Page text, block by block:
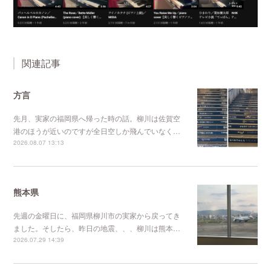
関連記事
方言
先月、実家の福岡県へ帰った時の話。柳川は佐賀空
港のほうが近いのですが全日空しか飛んでいなく…
2026.08.07 13:13
熊本県
先週の金曜日に、福岡県柳川市の実家から戻ってき
ました。そしたら、昨日の地震、、、柳川は熊本…
2026.07.29 14:39